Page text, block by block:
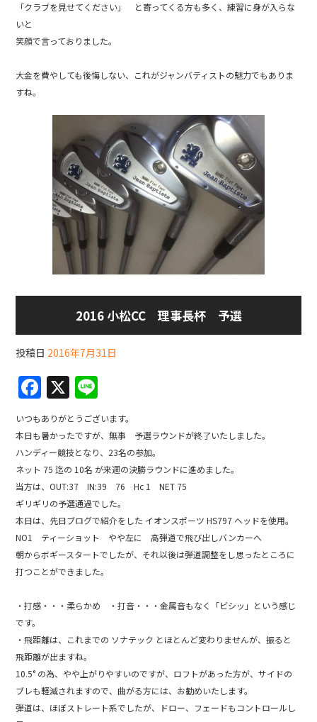
「クラブを見せてください」 と寄ってくる方も多く、練習に身が入らな
いと
笑顔で言っておりました。
大金を費やしても後悔しない、これがジャンバティストの魅力でもありま
すね。
2016 小松CC 理事長杯 予選
投稿日 2016年7月31日
F
a
c
e
b
o
o
k
X
n
e
いつもありがとうございます。
本日も暑かったですが、無事 予選ラウンドが終了いたしました。
ハンディー競技となり、23名の参加。
ネット 75 迄の 10名 が来週の決勝ラウンドに進めました。
当方は、OUT:37 IN:39 76 Hc 1 NET 75
ギリギリの予選通過でした。
本日は、先日ブログで紹介をした イオンスポーツ HS797 ヘッドを使用。
NO1 ティーショット やや左に 高弾道で飛び出しバンカーへ
朝からボギースタートでしたが、それ以後は弾道調整をし思ったところに
打つことができました。
・打感・・・柔らかめ ・打音・・・金属音もなく「ビシッ」という感じ
です。
・飛距離は、これまでの ソナテック とほとんど変わりませんが、振ると
飛距離が出ますね。
10.5° の為、やや上がりやすいのですが、ロフトがあった方が、サイドの
ブレも軽減されますので、曲がる方には、お勧めいたします。
弾道は、ほぼストレート系でしたが、ドロー、フェードもコントロールし